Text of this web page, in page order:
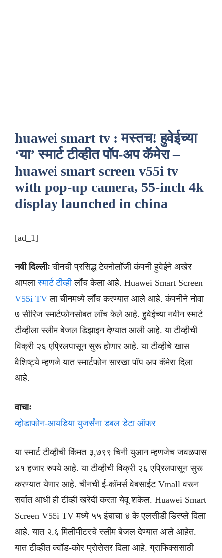
huawei smart tv : मस्तच! हुवेईच्या
‘या’ स्मार्ट टीव्हीत पॉप-अप कॅमेरा –
huawei smart screen v55i tv
with pop-up camera, 55-inch 4k
display launched in china
[ad_1]
नवी दिल्लीःचीनची प्रसिद्ध टेक्नोलॉजी कंपनी हुवेईने अखेर
आपलास्मार्ट टीव्हीलाँच केला आहे. Huawei Smart Screen
V55i TV ला चीनमध्ये लाँच करण्यात आले आहे. कंपनीने नोवा
७ सीरिज स्मार्टफोनसोबत लाँच केले आहे. हुवेईच्या नवीन स्मार्ट
टीव्हीला स्लीम बेजल डिझाइन देण्यात आली आहे. या टीव्हीची
विक्री २६ एप्रिलपासून सुरू होणार आहे. या टीव्हीचे खास
वैशिष्ट्ये म्हणजे यात स्मार्टफोन सारखा पॉप अप कॅमेरा दिला
आहे.
वाचाः
व्होडाफोन-आयडिया युजर्संना डबल डेटा ऑफर
या स्मार्ट टीव्हीची किंमत ३,७९९ चिनी युआन म्हणजेच जवळपास
४१ हजार रुपये आहे. या टीव्हीची विक्री २६ एप्रिलपासून सुरू
करण्यात येणार आहे. चीनची ई-कॉमर्स वेबसाईट Vmall वरून
सर्वात आधी ही टीव्ही खरेदी करता येवू शकेल. Huawei Smart
Screen V55i TV मध्ये ५५ इंचाचा ४ के एलसीडी डिस्प्ले दिला
आहे. यात २.६ मिलीमीटरचे स्लीम बेजल देण्यात आले आहेत.
यात टीव्हीत क्वॉड-कोर प्रोसेसर दिला आहे. ग्राफिक्ससाठी